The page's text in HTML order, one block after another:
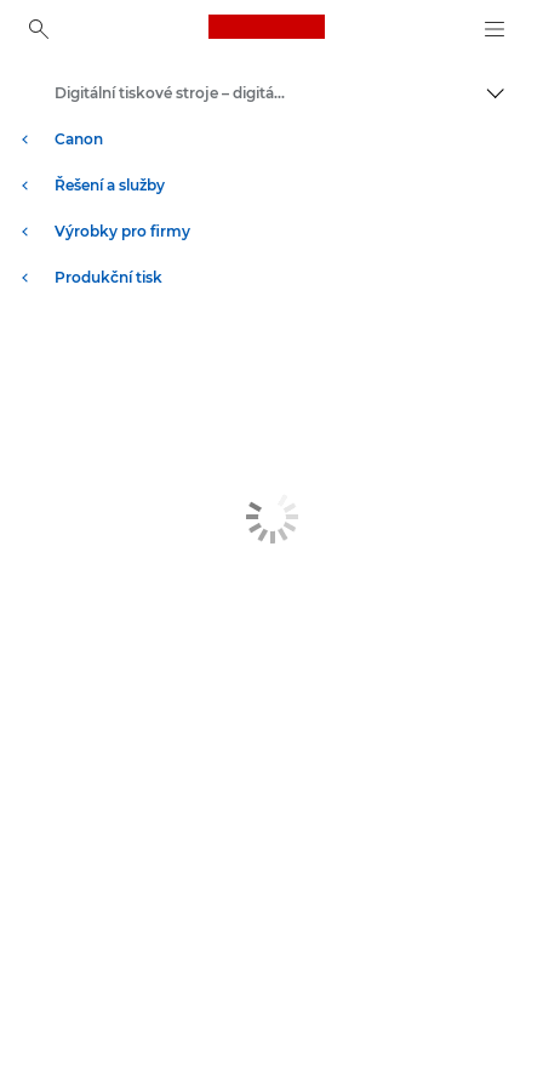
Canon Logo, back to
Canon
Řešení a služby
Výrobky pro firmy
Produkční tisk
Digitální tiskové stroje – digitální tiskový stroj